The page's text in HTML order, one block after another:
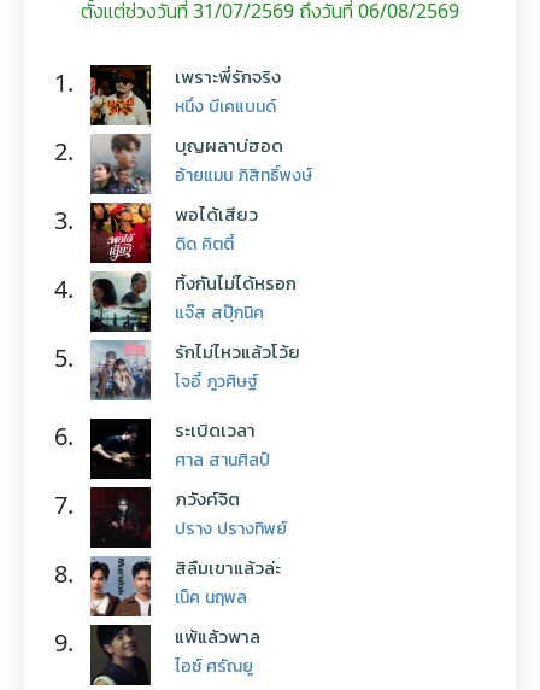
ตั้งแต่ช่วงวันที่ 31/07/2569 ถึงวันที่ 06/08/2569
1. เพราะพี่รักจริง
หนึ่ง บีเคแบนด์
2. บุญผลาบ่ฮอด
อ้ายแมน ภิสิทธิ์พงษ์
3. พอได้เสียว
ดิด คิตตี้
4. ทิ้งกันไม่ได้หรอก
แจ๊ส สปุ๊กนิค
5. รักไม่ไหวแล้วโว้ย
โจอี้ ภูวศิษฐ์
6. ระเบิดเวลา
ศาล สานศิลป์
7. ภวังค์จิต
ปราง ปรางทิพย์
8. สิลืมเขาแล้วล่ะ
เน็ค นฤพล
9. แพ้แล้วพาล
ไอซ์ ศรัณยู